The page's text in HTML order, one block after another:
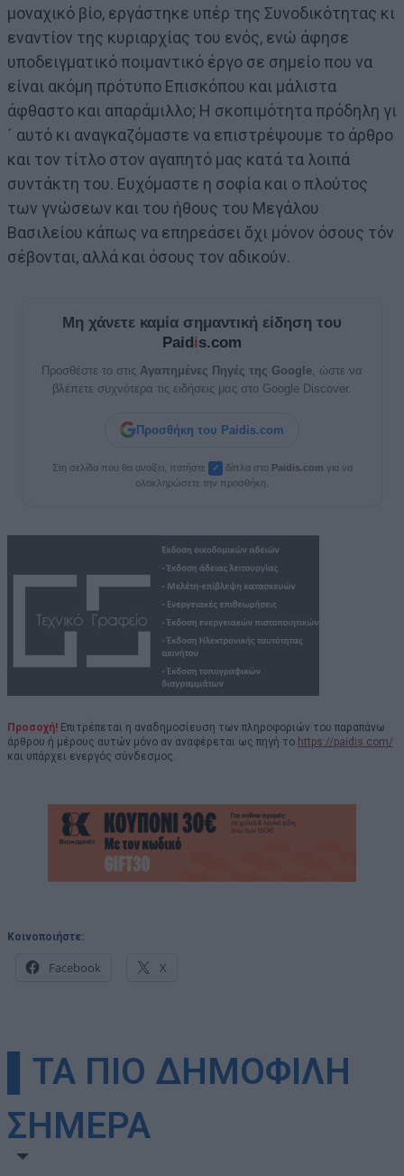
μοναχικό βίο, εργάστηκε υπέρ της Συνοδικότητας κι
εναντίον της κυριαρχίας του ενός, ενώ άφησε
υποδειγματικό ποιμαντικό έργο σε σημείο που να
είναι ακόμη πρότυπο Επισκόπου και μάλιστα
άφθαστο και απαράμιλλο; Η σκοπιμότητα πρόδηλη γι
´ αυτό κι αναγκαζόμαστε να επιστρέψουμε το άρθρο
και τον τίτλο στον αγαπητό μας κατά τα λοιπά
συντάκτη του. Ευχόμαστε η σοφία και ο πλούτος
των γνώσεων και του ήθους του Μεγάλου
Βασιλείου κάπως να επηρεάσει ὄχι μόνον όσους τόν
σέβονται, αλλά και όσους τον αδικούν.
Μη χάνετε καμία σημαντική είδηση του
Paidis.com
Προσθέστε το στις Αγαπημένες Πηγές της Google , ώστε να
βλέπετε συχνότερα τις ειδήσεις μας στο Google Discover.
Προσθήκη του Paidis.com
Στη σελίδα που θα ανοίξει, πατήστε ✓ δίπλα στο Paidis.com για να
ολοκληρώσετε την προσθήκη.
Προσοχή! Επιτρέπεται η αναδημοσίευση των πληροφοριών του παραπάνω
άρθρου ή μέρους αυτών μόνο αν αναφέρεται ως πηγή το https://paidis.com/
και υπάρχει ενεργός σύνδεσμος.
Κοινοποιήστε:
Facebook X
▌ΤΑ ΠΙΟ ΔΗΜΟΦΙΛΗ
ΣΗΜΕΡΑ